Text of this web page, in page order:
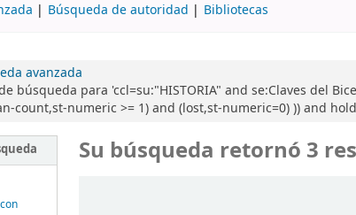
Búsqueda de autoridad Bibliotecas
avanzada
búsqueda para 'ccl=su:"HISTORIA" and se:Claves del
count,st-numeric >= 1) and (lost,st-numeric=0) )) and
Su búsqueda retornó 3